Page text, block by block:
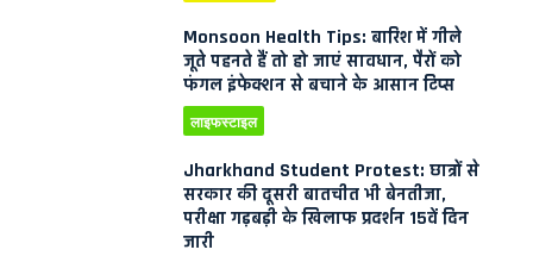
Monsoon Health Tips: बारिश में गीले
जूते पहनते हैं तो हो जाएं सावधान, पैरों को
फंगल इंफेक्शन से बचाने के आसान टिप्स
लाइफस्टाइल
Jharkhand Student Protest: छात्रों से
सरकार की दूसरी बातचीत भी बेनतीजा,
परीक्षा गड़बड़ी के खिलाफ प्रदर्शन 15वें दिन
जारी